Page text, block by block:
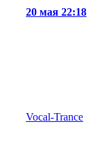
20 мая 22:18
Vocal-Trance